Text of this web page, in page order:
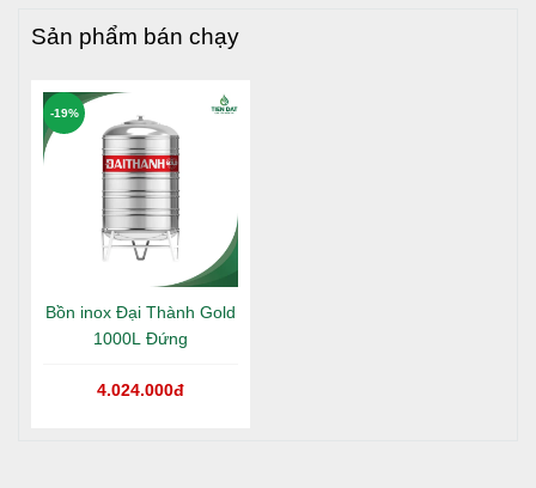
Sản phẩm bán chạy
Bồn inox Đại Thành Gold
1000L Đứng
4.024.000đ
-19%